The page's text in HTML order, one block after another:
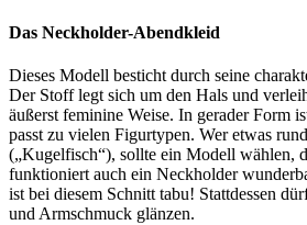
Das Neckholder-Abendkleid
Dieses Modell besticht durch seine
Der Stoff legt sich um den Hals und
äußerst feminine Weise. In gerader Form
passt zu vielen Figurtypen. Wer etwas
(„Kugelfisch“), sollte ein Modell wählen,
funktioniert auch ein Neckholder
ist bei diesem Schnitt tabu! Stattdessen
und Armschmuck glänzen.